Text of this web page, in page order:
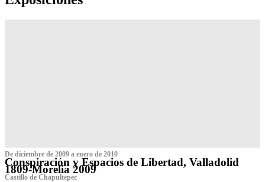
De diciembre de 2009 a enero de 2010
Conspiración y Espacios de Libertad, Valladolid
1809-Morelia 2009
Castillo de Chapultepec